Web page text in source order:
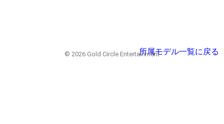
所属モデル一覧に戻る
© 2026 Gold Circle Entertainment